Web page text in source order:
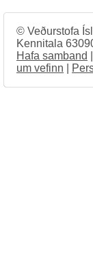
© Veðurstofa
Kennitala
Hafa samband
um vefinn